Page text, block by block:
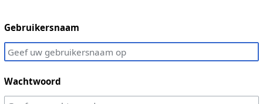
Gebruikersnaam
Wachtwoord